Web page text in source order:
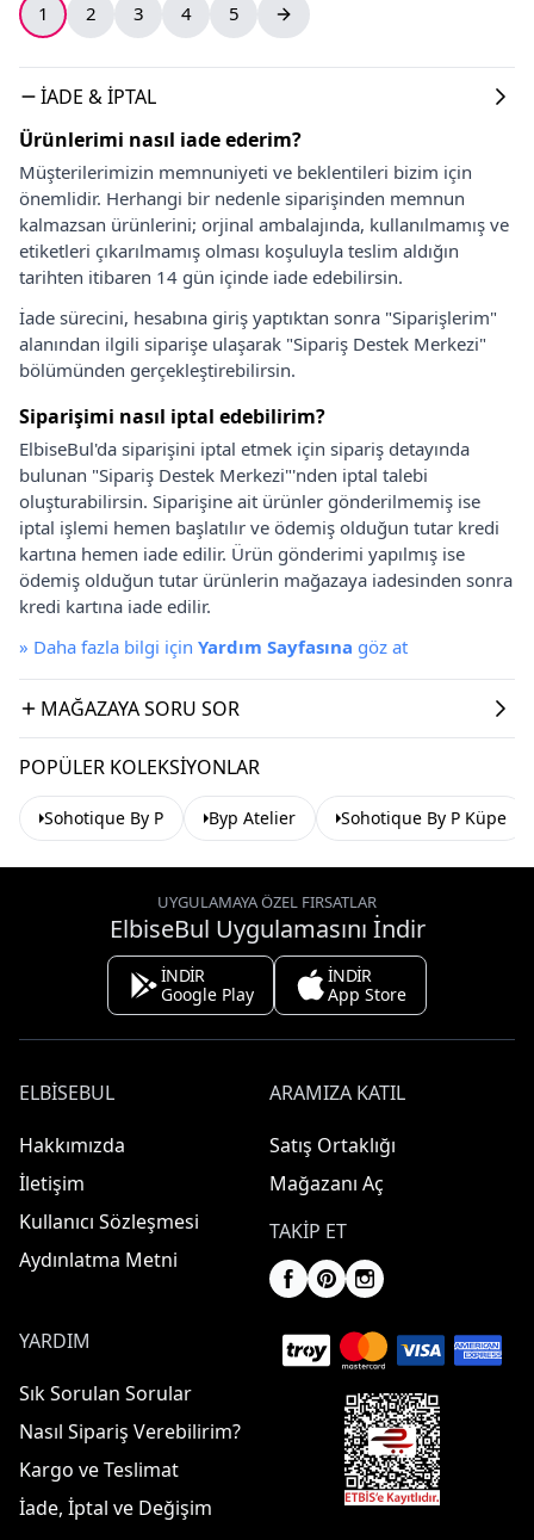
1 2 3 4 5
İADE & İPTAL
Ürünlerimi nasıl iade ederim?
Müşterilerimizin memnuniyeti ve beklentileri bizim için
önemlidir. Herhangi bir nedenle siparişinden memnun
kalmazsan ürünlerini; orjinal ambalajında, kullanılmamış ve
etiketleri çıkarılmamış olması koşuluyla teslim aldığın
tarihten itibaren 14 gün içinde iade edebilirsin.
İade sürecini, hesabına giriş yaptıktan sonra "Siparişlerim"
alanından ilgili siparişe ulaşarak "Sipariş Destek Merkezi"
bölümünden gerçekleştirebilirsin.
Siparişimi nasıl iptal edebilirim?
ElbiseBul'da siparişini iptal etmek için sipariş detayında
bulunan "Sipariş Destek Merkezi"'nden iptal talebi
oluşturabilirsin. Siparişine ait ürünler gönderilmemiş ise
iptal işlemi hemen başlatılır ve ödemiş olduğun tutar kredi
kartına hemen iade edilir. Ürün gönderimi yapılmış ise
ödemiş olduğun tutar ürünlerin mağazaya iadesinden sonra
kredi kartına iade edilir.
» Daha fazla bilgi için Yardım Sayfasına göz at
MAĞAZAYA SORU SOR
POPÜLER KOLEKSIYONLAR
Sohotique By P Byp Atelier Sohotique By P Küpe
UYGULAMAYA ÖZEL FIRSATLAR
ElbiseBul Uygulamasını İndir
İNDİR
Google Play
İNDİR
App Store
ELBISEBUL
Hakkımızda
İletişim
Kullanıcı Sözleşmesi
Aydınlatma Metni
ARAMIZA KATIL
Satış Ortaklığı
Mağazanı Aç
TAKIP ET
YARDIM
Sık Sorulan Sorular
Nasıl Sipariş Verebilirim?
Kargo ve Teslimat
İade, İptal ve Değişim